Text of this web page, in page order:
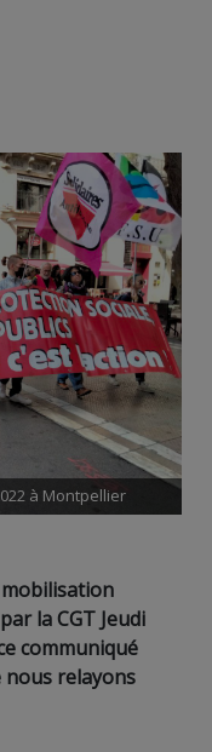
à Montpellier
mobilisation
la CGT Jeudi
communiqué
nous relayons